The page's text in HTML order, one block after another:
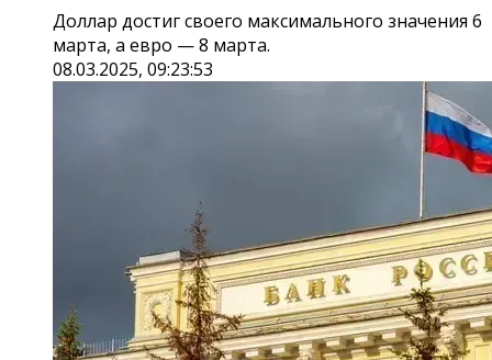
Доллар достиг своего максимального значения 6
марта, а евро — 8 марта.
08.03.2025, 09:23:53